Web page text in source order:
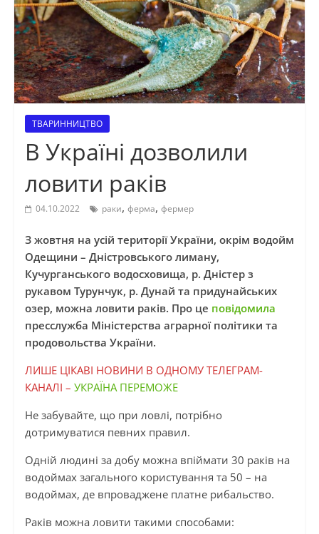
ТВАРИННИЦТВО
В Україні дозволили
ловити раків
04.10.2022 раки, ферма, фермер
З жовтня на усій території України, окрім водойм
Одещини – Дністровського лиману,
Кучурганського водосховища, р. Дністер з
рукавом Турунчук, р. Дунай та придунайських
озер, можна ловити раків. Про це повідомила
пресслужба Міністерства аграрної політики та
продовольства України.
ЛИШЕ ЦІКАВІ НОВИНИ В ОДНОМУ ТЕЛЕГРАМ-
КАНАЛІ – УКРАЇНА ПЕРЕМОЖЕ
Не забувайте, що при ловлі, потрібно
дотримуватися певних правил.
Одній людині за добу можна впіймати 30 раків на
водоймах загального користування та 50 – на
водоймах, де впроваджене платне рибальство.
Раків можна ловити такими способами: